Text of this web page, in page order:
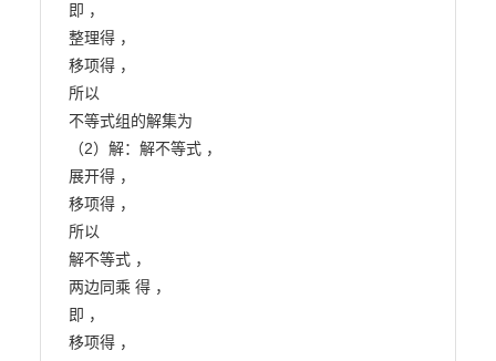
即 ，
整理得 ，
移项得 ，
所以
不等式组的解集为
（2）解：解不等式 ，
展开得 ，
移项得 ，
所以
解不等式 ，
两边同乘 得 ，
即 ，
移项得 ，